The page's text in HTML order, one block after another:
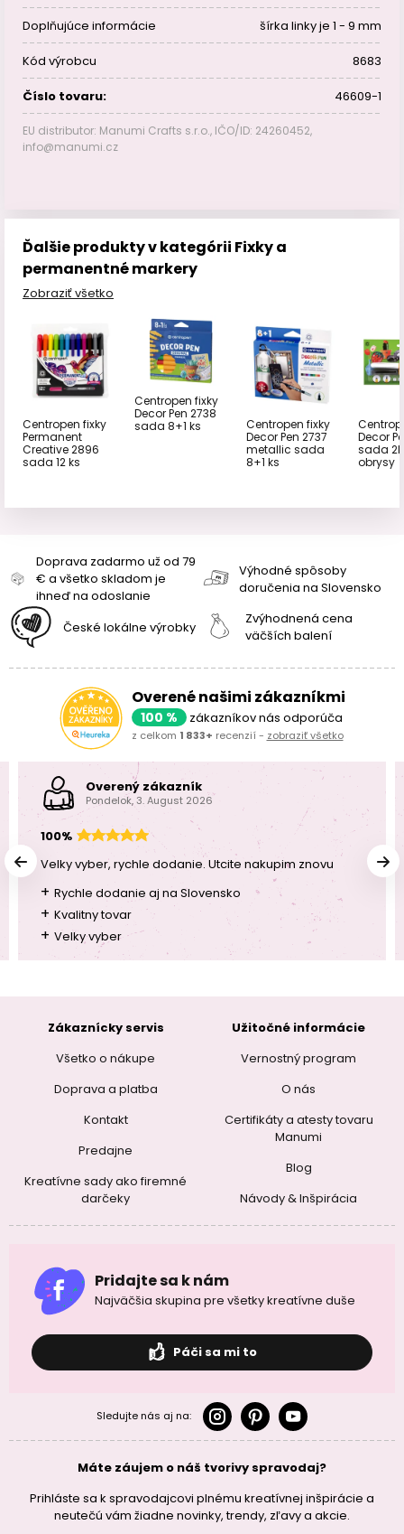
Doplňujúce informácie šírka linky je 1 - 9 mm
Kód výrobcu 8683
Číslo tovaru: 46609-1
EU distributor: Manumi Crafts s.r.o., IČO/ID: 24260452,
info@manumi.cz
Ďalšie produkty v kategórii Fixky a
permanentné markery
Zobraziť všetko
Centropen fixky
Permanent
Creative 2896
sada 12 ks
Centropen fixky
Decor Pen 2738
sada 8+1 ks
Centropen fixky
Decor Pen 2737
metallic sada
8+1 ks
Decor
sada
obrysy
Doprava zadarmo už od 79
€ a všetko skladom je
ihneď na odoslanie
Výhodné spôsoby
doručenia na Slovensko
České lokálne výrobky
Zvýhodnená cena
väčších balení
Overené našimi zákazníkmi
100 % zákazníkov nás odporúča
z celkom 1 833+ recenzií - zobraziť všetko
Overený zákazník
Pondelok, 3. August 2026
100%
Velky vyber, rychle dodanie. Utcite nakupim znovu
+ Rychle dodanie aj na Slovensko
+ Kvalitny tovar
+ Velky vyber
Zákaznícky servis
Všetko o nákupe
Doprava a platba
Kontakt
Predajne
Kreatívne sady ako firemné
darčeky
Užitočné informácie
Vernostný program
O nás
Certifikáty a atesty tovaru
Manumi
Blog
Návody & Inšpirácia
Pridajte sa k nám
Najväčšia skupina pre všetky kreatívne duše
Páči sa mi to
Sledujte nás aj na:
Máte záujem o náš tvorivy spravodaj?
Prihláste sa k spravodajcovi plnému kreatívnej inšpirácie a
neutečú vám žiadne novinky, trendy, zľavy a akcie.